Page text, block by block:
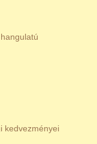
kedvezményei